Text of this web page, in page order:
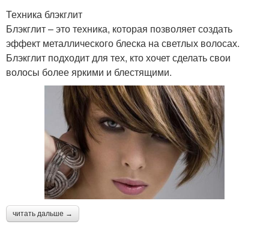
Техника блэкглит
Блэкглит – это техника, которая позволяет создать
эффект металлического блеска на светлых волосах.
Блэкглит подходит для тех, кто хочет сделать свои
волосы более яркими и блестящими.
читать дальше →